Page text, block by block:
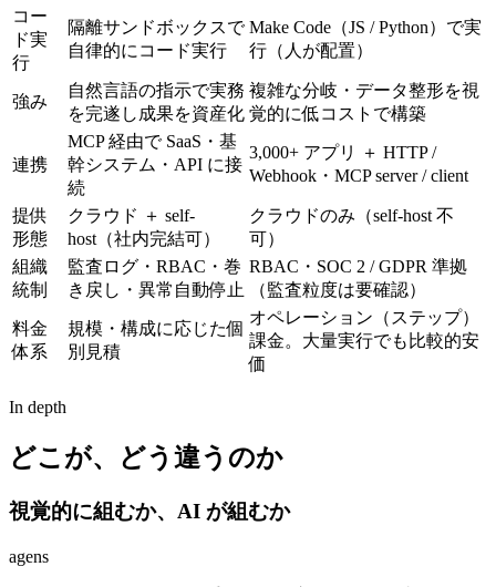
コー
ド実
行
隔離サンドボックスで
自律的にコード実行
Make Code（JS / Python）で実
行（人が配置）
強み
自然言語の指示で実務
を完遂し成果を資産化
複雑な分岐・データ整形を視
覚的に低コストで構築
連携
MCP 経由で SaaS・基
幹システム・API に接
続
3,000+ アプリ ＋ HTTP /
Webhook・MCP server / client
提供
形態
クラウド ＋ self-
host（社内完結可）
クラウドのみ（self-host 不
可）
組織
統制
監査ログ・RBAC・巻
き戻し・異常自動停止
RBAC・SOC 2 / GDPR 準拠
（監査粒度は要確認）
料金
体系
規模・構成に応じた個
別見積
オペレーション（ステップ）
課金。大量実行でも比較的安
価
In depth
どこが、どう違うのか
視覚的に組むか、AI が組むか
agens